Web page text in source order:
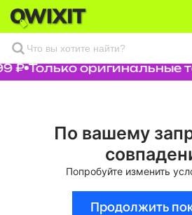
₽ Только оригинальные
По вашему
Попробуйте изменить
Продолжить